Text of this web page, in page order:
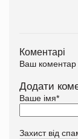
Коментарі
Ваш
Додати
Ваше імя*
Захист від